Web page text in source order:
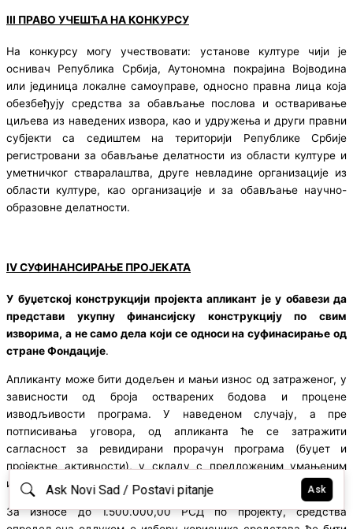
III ПРАВО УЧЕШЋА НА КОНКУРСУ
На конкурсу могу учествовати: установе културе чији је
оснивач Република Србија, Аутономна покрајина Војводина
или јединица локалне самоуправе, односно правна лица која
обезбеђују средства за обављање послова и остваривање
циљева из наведених извора, као и удружења и други правни
субјекти са седиштем на територији Републике Србије
регистровани за обављање делатности из области културе и
уметничког стваралаштва, друге невладине организације из
области културе, као организације и за обављање научно-
образовне делатности.
IV СУФИНАНСИРАЊЕ ПРОЈЕКАТА
У буџетској конструкцији пројекта апликант је у обавези да
представи укупну финансијску конструкцију по свим
изворима, а не само дела који се односи на суфинасирање од
стране Фондације.
Апликанту може бити додељен и мањи износ од затраженог, у
зависности од броја остварених бодова и процене
изводљивости програма. У наведеном случају, а пре
потписивања уговора, од апликанта ће се затражити
сагласност за ревидирани прорачун програма (буџет и
пројектне активности), у складу с предложеним умањеним
износом.
За износе до 1.500.000,00 РСД по пројекту, средства